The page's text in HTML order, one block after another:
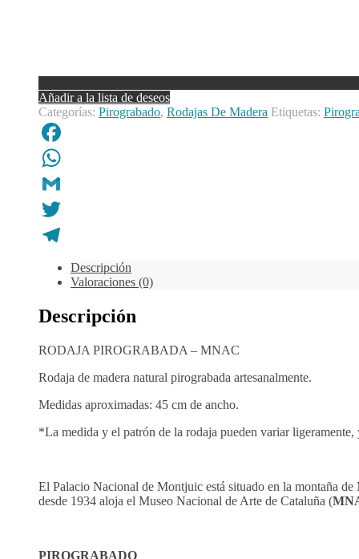
Añadir a la lista de deseos
Categorías: Pirograbado, Rodajas De Madera Etiquetas:
Facebook
WhatsApp
Gmail
Twitter
Telegram
Descripción
Valoraciones (0)
Descripción
RODAJA PIROGRABADA – MNAC
Rodaja de madera natural pirograbada artesanalmente.
Medidas aproximadas: 45 cm de ancho.
*La medida y el patrón de la rodaja pueden variar ligeramente,
El Palacio Nacional de Montjuic está situado en la montaña
desde 1934 aloja el Museo Nacional de Arte de Cataluña (
PIROGRABADO